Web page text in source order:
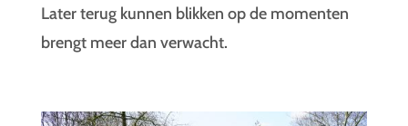
Later terug kunnen blikken op de momenten
brengt meer dan verwacht.